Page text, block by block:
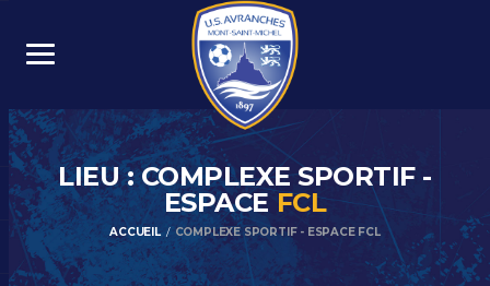
LIEU : COMPLEXE SPORTIF -
ESPACE FCL
ACCUEIL COMPLEXE SPORTIF - ESPACE FCL